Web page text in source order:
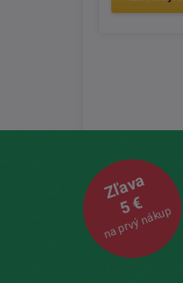
Zľava
5 €
na prvý nákup